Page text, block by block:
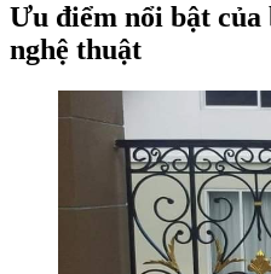
Ưu điểm nổi bật của
nghệ thuật